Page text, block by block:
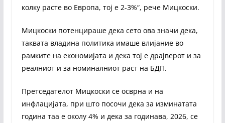
колку расте во Европа, тој е 2-3%“, рече Мицкоски.
Мицкоски потенцираше дека сето ова значи дека,
таквата владина политика имаше влијание во
рамките на економијата и дека тој е драјверот и за
реалниот и за номиналниот раст на БДП.
Претседателот Мицкоски се осврна и на
инфлацијата, при што посочи дека за изминатата
година таа е околу 4% и дека за годинава, 2026, се